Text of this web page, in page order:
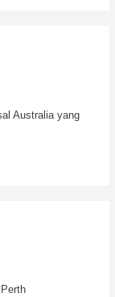
Australia yang